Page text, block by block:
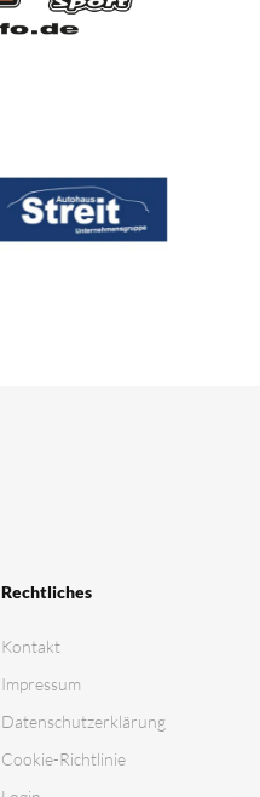
Rechtliches
Kontakt
Impressum
Datenschutz­erklärung
Cookie-Richtlinie